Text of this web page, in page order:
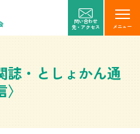
メニュー
問い合わせ
先・アクセス
誌・としょかん通